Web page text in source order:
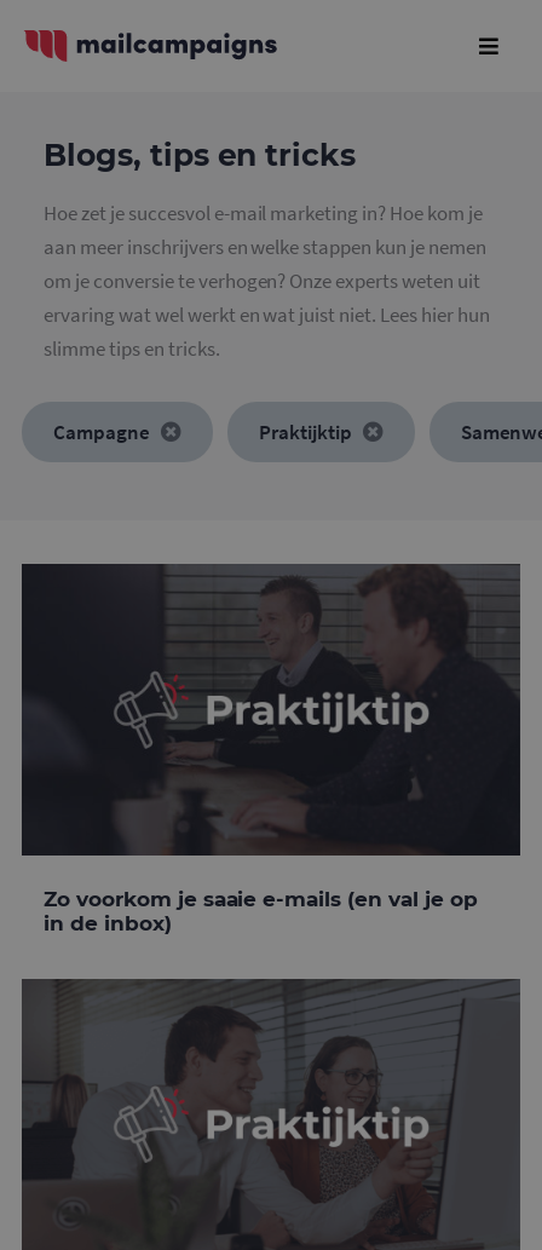
Blogs, tips en tricks
Hoe zet je succesvol e-mail marketing in? Hoe kom je
aan meer inschrijvers en welke stappen kun je nemen
om je conversie te verhogen? Onze experts weten uit
ervaring wat wel werkt en wat juist niet. Lees hier hun
slimme tips en tricks.
Campagne Praktijktip
Zo voorkom je saaie e-mails (en val je op
in de inbox)